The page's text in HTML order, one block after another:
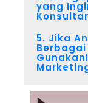
yang
5. Jika